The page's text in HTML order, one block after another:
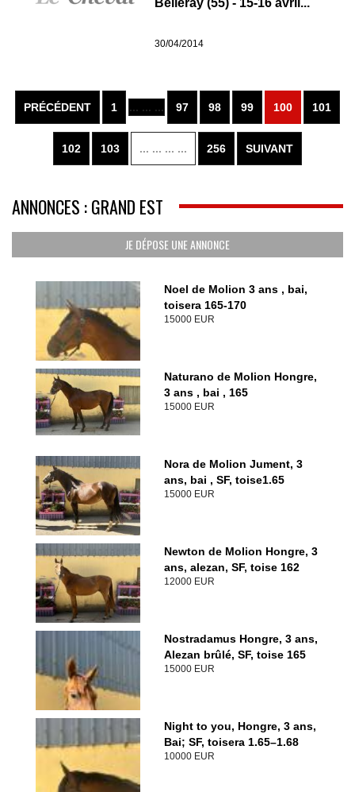
30/04/2014
PRÉCÉDENT 1 ... ... ... 97 98 99 100 101
102 103 ... ... ... ... 256 SUIVANT
ANNONCES : GRAND EST
JE DÉPOSE UNE ANNONCE
Noel de Molion 3 ans , bai,
toisera 165-170
15000 EUR
Naturano de Molion Hongre,
3 ans , bai , 165
15000 EUR
Nora de Molion Jument, 3
ans, bai , SF, toise1.65
15000 EUR
Newton de Molion Hongre, 3
ans, alezan, SF, toise 162
12000 EUR
Nostradamus Hongre, 3 ans,
Alezan brûlé, SF, toise 165
15000 EUR
Night to you, Hongre, 3 ans,
Bai; SF, toisera 1.65–1.68
10000 EUR